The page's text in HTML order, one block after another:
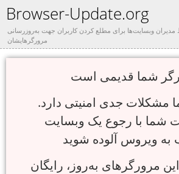
Browser-Update.org
مدیران وبسایت‌ها برای مطلع کردن کاربران جهت به‌روزرسانی
مرورگرهایشان
مشکلات جدی امنیتی دارد.
شما با رجوع یک وبسایت
مرورگرهای به‌روز، رایگان